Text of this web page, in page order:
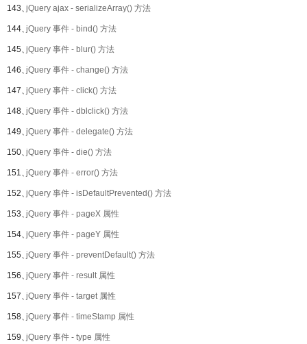
143、jQuery ajax - serializeArray() 方法
144、jQuery 事件 - bind() 方法
145、jQuery 事件 - blur() 方法
146、jQuery 事件 - change() 方法
147、jQuery 事件 - click() 方法
148、jQuery 事件 - dblclick() 方法
149、jQuery 事件 - delegate() 方法
150、jQuery 事件 - die() 方法
151、jQuery 事件 - error() 方法
152、jQuery 事件 - isDefaultPrevented() 方法
153、jQuery 事件 - pageX 属性
154、jQuery 事件 - pageY 属性
155、jQuery 事件 - preventDefault() 方法
156、jQuery 事件 - result 属性
157、jQuery 事件 - target 属性
158、jQuery 事件 - timeStamp 属性
159、jQuery 事件 - type 属性